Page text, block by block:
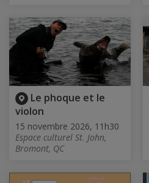
Le phoque et le
violon
15 novembre 2026, 11h30
Espace culturel St. John,
Bromont, QC